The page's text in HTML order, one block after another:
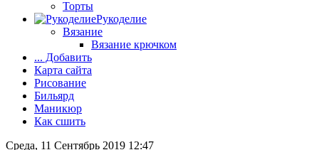
Торты
Рукоделие
Вязание
Вязание крючком
... Добавить
Карта сайта
Рисование
Бильярд
Маникюр
Как сшить
Среда, 11 Сентябрь 2019 12:47